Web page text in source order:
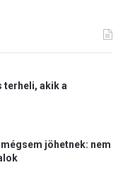
terheli, akik a
jöhetnek: nem